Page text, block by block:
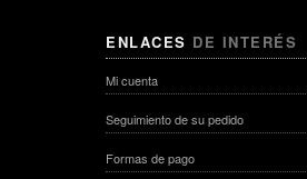
ENLACES DE INTERÉS
Mi cuenta
Seguimiento de su pedido
Formas de pago